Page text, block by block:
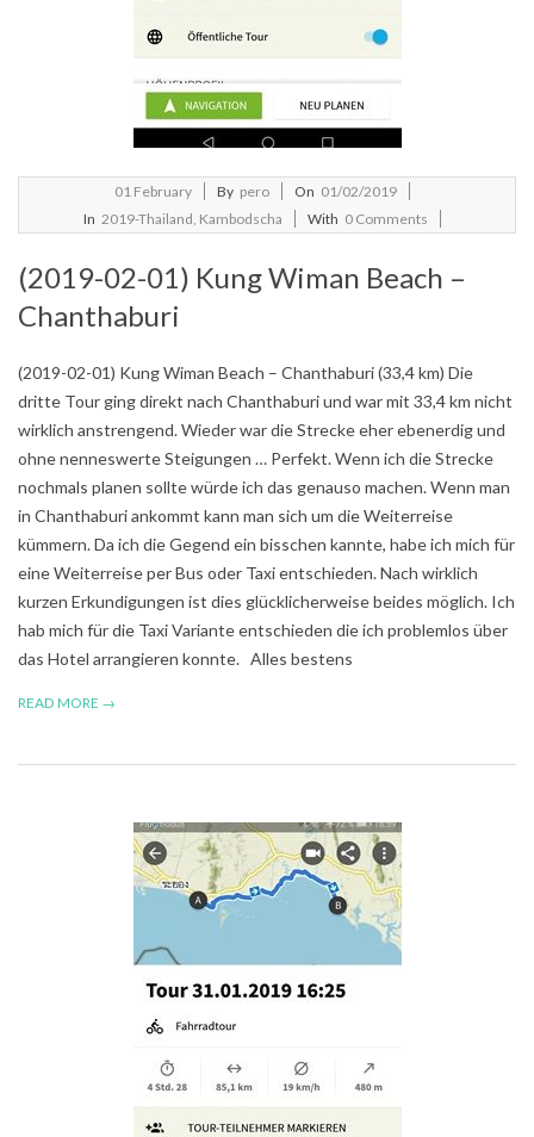
01 February By pero On 01/02/2019
In 2019-Thailand, Kambodscha With 0 Comments
(2019-02-01) Kung Wiman Beach –
Chanthaburi
(2019-02-01) Kung Wiman Beach – Chanthaburi (33,4 km) Die
dritte Tour ging direkt nach Chanthaburi und war mit 33,4 km nicht
wirklich anstrengend. Wieder war die Strecke eher ebenerdig und
ohne nenneswerte Steigungen … Perfekt. Wenn ich die Strecke
nochmals planen sollte würde ich das genauso machen. Wenn man
in Chanthaburi ankommt kann man sich um die Weiterreise
kümmern. Da ich die Gegend ein bisschen kannte, habe ich mich für
eine Weiterreise per Bus oder Taxi entschieden. Nach wirklich
kurzen Erkundigungen ist dies glücklicherweise beides möglich. Ich
hab mich für die Taxi Variante entschieden die ich problemlos über
das Hotel arrangieren konnte. Alles bestens
READ MORE →